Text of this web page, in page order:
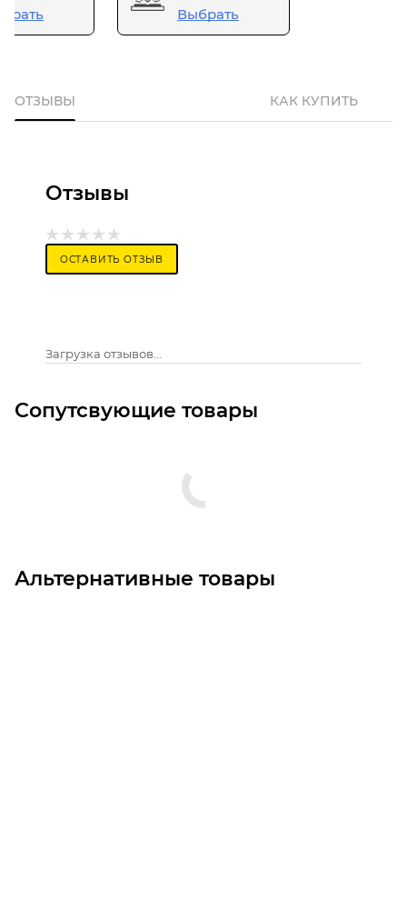
Выбрать
ОТЗЫВЫ КАК КУПИТЬ
Отзывы
ОСТАВИТЬ ОТЗЫВ
Загрузка отзывов...
Сопутсвующие товары
Альтернативные товары